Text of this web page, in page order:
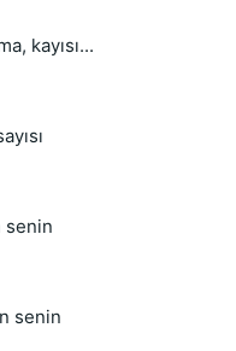
kayısı...
senin
senin